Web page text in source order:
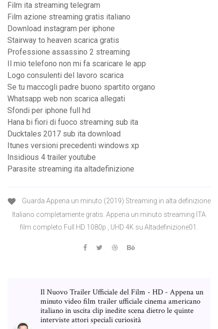
Film ita streaming telegram
Film azione streaming gratis italiano
Download instagram per iphone
Stairway to heaven scarica gratis
Professione assassino 2 streaming
Il mio telefono non mi fa scaricare le app
Logo consulenti del lavoro scarica
Se tu maccogli padre buono spartito organo
Whatsapp web non scarica allegati
Sfondi per iphone full hd
Hana bi fiori di fuoco streaming sub ita
Ducktales 2017 sub ita download
Itunes versioni precedenti windows xp
Insidious 4 trailer youtube
Parasite streaming ita altadefinizione
Guarda Appena un minuto (2019) Streaming in alta definizione
Italiano completamente gratis. Appena un minuto streaming ITA
film completo Full HD 1080p , UHD 4K su Altadefinizione01.
Il Nuovo Trailer Ufficiale del Film - HD - Appena un
minuto video film trailer ufficiale cinema americano
italiano in uscita clip inedite scena dietro le quinte
interviste attori speciali curiosità